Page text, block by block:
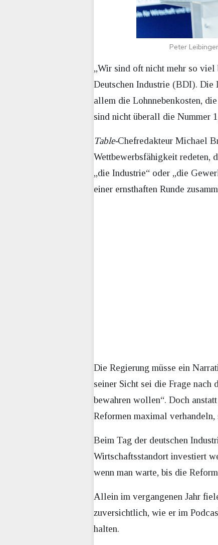
Peter
„Wir sind oft nicht mehr so viel
Deutschen Industrie (BDI). Die
allem die Lohnnebenkosten,
sind nicht überall die Nummer
Table-Chefredakteur Michael
Wettbewerbsfähigkeit redeten,
„die Industrie“ oder „die
einer ernsthaften Runde
Die Regierung müsse ein
seiner Sicht sei die Frage nach
bewahren wollen“. Doch
Reformen maximal
Beim Tag der deutschen
Wirtschaftsstandort investiert
wenn man warte, bis die
Allein im vergangenen Jahr
zuversichtlich, wie er im
halten.